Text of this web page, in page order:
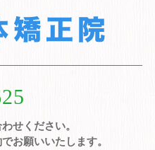
せください。
お願いいたします。